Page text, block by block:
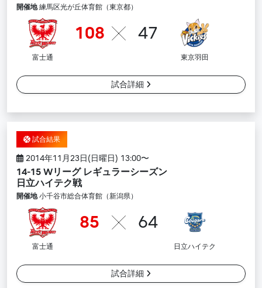
開催地練馬区光が丘体育館（東京都）
108 47
富士通 東京羽田
試合詳細
試合結果
2014年11月23日(日曜日) 13:00〜
14-15 Wリーグ レギュラーシーズン
日立ハイテク戦
開催地小千谷市総合体育館（新潟県）
85 64
富士通 日立ハイテク
試合詳細